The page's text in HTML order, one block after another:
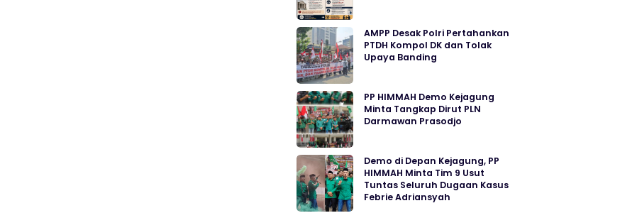
AMPP Desak Polri Pertahankan
PTDH Kompol DK dan Tolak
Upaya Banding
PP HIMMAH Demo Kejagung
Minta Tangkap Dirut PLN
Darmawan Prasodjo
Demo di Depan Kejagung, PP
HIMMAH Minta Tim 9 Usut
Tuntas Seluruh Dugaan Kasus
Febrie Adriansyah